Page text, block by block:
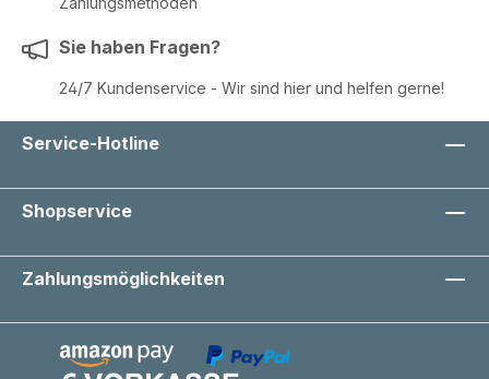
Sie haben Fragen?
24/7 Kundenservice - Wir sind hier und helfen gerne!
Service-Hotline
Shopservice
Zahlungsmöglichkeiten